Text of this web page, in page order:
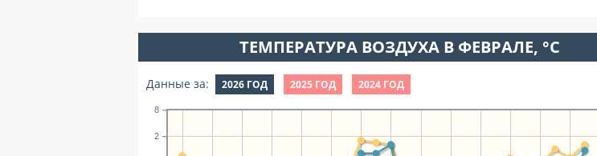
ТЕМПЕРАТУРА ВОЗДУХА В ФЕВРАЛЕ, °C
Данные за: 2026 ГОД 2025 ГОД 2024 ГОД
2
8